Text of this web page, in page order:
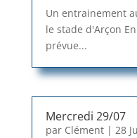
Un entrainement
le stade d'Arçon
prévue...
Mercredi 29/07
par Clément| 28